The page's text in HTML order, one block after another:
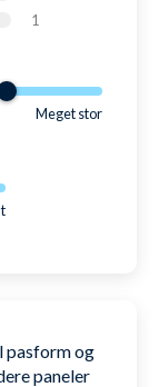
klar til
1
Meget stor
pasform og
paneler